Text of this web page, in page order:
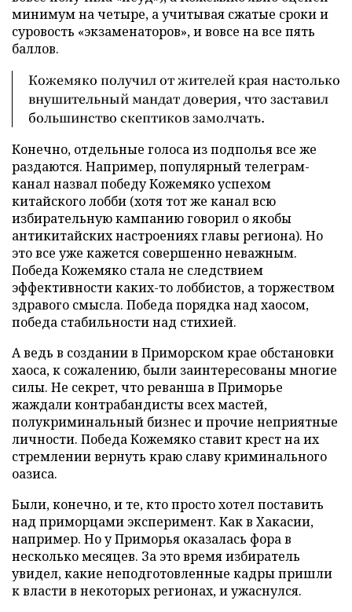
минимум на четыре, а учитывая сжатые сроки и
суровость «экзаменаторов», и вовсе на все пять
баллов.
Кожемяко получил от жителей края настолько
внушительный мандат доверия, что заставил
большинство скептиков замолчать.
Конечно, отдельные голоса из подполья все же
раздаются. Например, популярный телеграм-
канал назвал победу Кожемяко успехом
китайского лобби (хотя тот же канал всю
избирательную кампанию говорил о якобы
антикитайских настроениях главы региона). Но
это все уже кажется совершенно неважным.
Победа Кожемяко стала не следствием
эффективности каких-то лоббистов, а торжеством
здравого смысла. Победа порядка над хаосом,
победа стабильности над стихией.
А ведь в создании в Приморском крае обстановки
хаоса, к сожалению, были заинтересованы многие
силы. Не секрет, что реванша в Приморье
жаждали контрабандисты всех мастей,
полукриминальный бизнес и прочие неприятные
личности. Победа Кожемяко ставит крест на их
стремлении вернуть краю славу криминального
оазиса.
Были, конечно, и те, кто просто хотел поставить
над приморцами эксперимент. Как в Хакасии,
например. Но у Приморья оказалась фора в
несколько месяцев. За это время избиратель
увидел, какие неподготовленные кадры пришли
к власти в некоторых регионах, и ужаснулся.